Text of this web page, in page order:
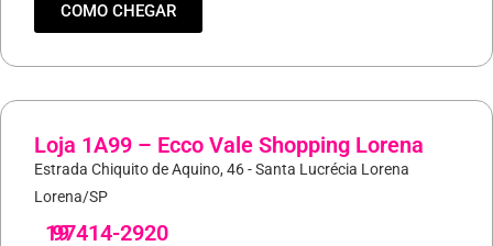
COMO CHEGAR
Loja 1A99 – Ecco Vale Shopping Lorena
Estrada Chiquito de Aquino, 46 - Santa Lucrécia Lorena
Lorena/SP
19
97414-2920